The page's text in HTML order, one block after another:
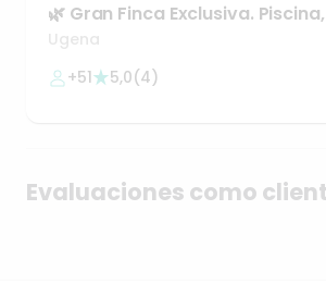
🌿 Gran Finca Exclusiva. Piscina​,​
Jardín
Ugena
+51
5,0(4)
Evaluaciones como